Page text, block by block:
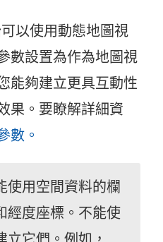
以使用動態地圖視
數設置為作為地圖視
能夠建立更具互動性
果。要瞭解詳細資
數。
使用空間資料的欄
經度座標。不能使